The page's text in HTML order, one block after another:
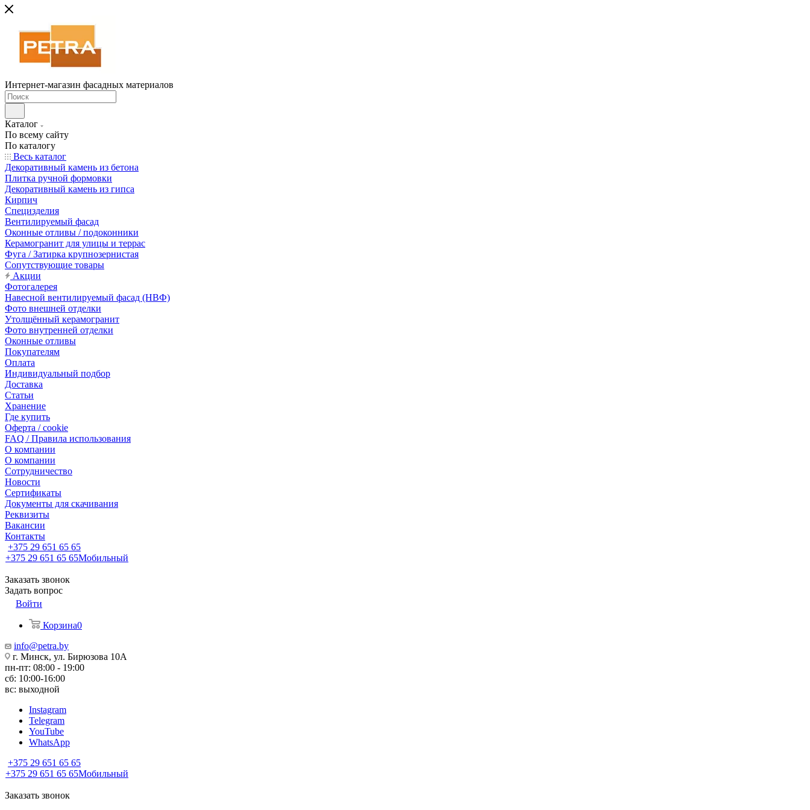
Интернет-магазин фасадных материалов
Каталог
По всему сайту
По каталогу
Весь каталог
Декоративный камень из бетона
Плитка ручной формовки
Декоративный камень из гипса
Кирпич
Специзделия
Вентилируемый фасад
Оконные отливы / подоконники
Керамогранит для улицы и террас
Фуга / Затирка крупнозернистая
Сопутствующие товары
Акции
Фотогалерея
Навесной вентилируемый фасад (НВФ)
Фото внешней отделки
Утолщённый керамогранит
Фото внутренней отделки
Оконные отливы
Покупателям
Оплата
Индивидуальный подбор
Доставка
Статьи
Хранение
Где купить
Оферта / cookie
FAQ / Правила использования
О компании
О компании
Сотрудничество
Новости
Сертификаты
Документы для скачивания
Реквизиты
Вакансии
Контакты
+375 29 651 65 65
+375 29 651 65 65Мобильный
Заказать звонок
Задать вопрос
Войти
Корзина0
info@petra.by
г. Минск, ул. Бирюзова 10А
пн-пт: 08:00 - 19:00
сб: 10:00-16:00
вс: выходной
Instagram
Telegram
YouTube
WhatsApp
+375 29 651 65 65
+375 29 651 65 65Мобильный
Заказать звонок